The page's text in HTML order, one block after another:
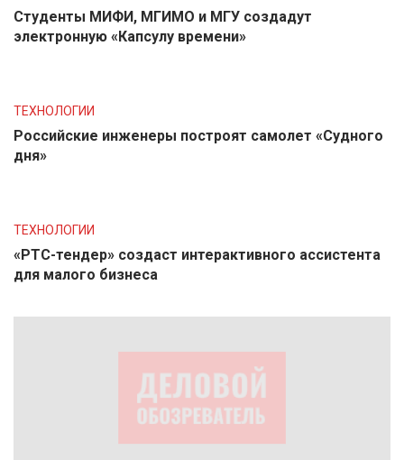
Студенты МИФИ, МГИМО и МГУ создадут
электронную «Капсулу времени»
ТЕХНОЛОГИИ
Российские инженеры построят самолет «Судного
дня»
ТЕХНОЛОГИИ
«РТС-тендер» создаст интерактивного ассистента
для малого бизнеса